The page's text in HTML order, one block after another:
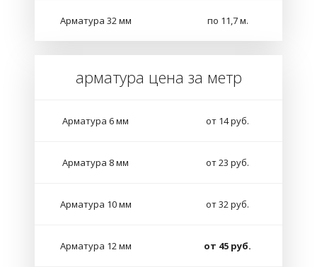
Арматура 32 мм по 11,7 м.
арматура цена за метр
Арматура 6 мм от 14 руб.
Арматура 8 мм от 23 руб.
Арматура 10 мм от 32 руб.
Арматура 12 мм от 45 руб.